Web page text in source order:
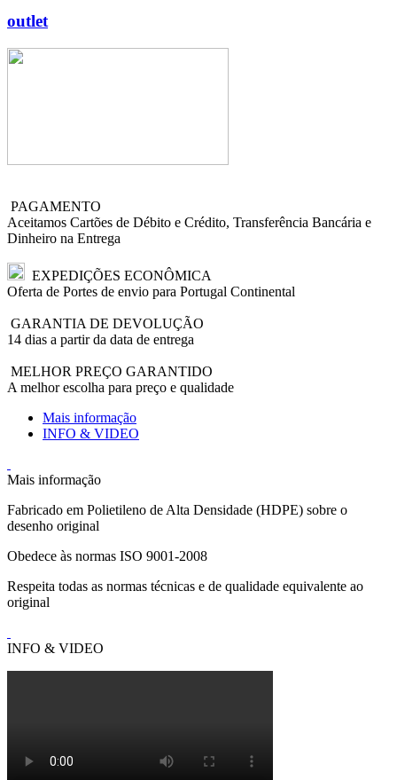
outlet
PAGAMENTO
Aceitamos Cartões de Débito e Crédito, Transferência Bancária e
Dinheiro na Entrega
EXPEDIÇÕES ECONÔMICA
Oferta de Portes de envio para Portugal Continental
GARANTIA DE DEVOLUÇÃO
14 dias a partir da data de entrega
MELHOR PREÇO GARANTIDO
A melhor escolha para preço e qualidade
Mais informação
INFO & VIDEO
Mais informação
Fabricado em Polietileno de Alta Densidade (HDPE) sobre o
desenho original
Obedece às normas ISO 9001-2008
Respeita todas as normas técnicas e de qualidade equivalente ao
original
INFO & VIDEO